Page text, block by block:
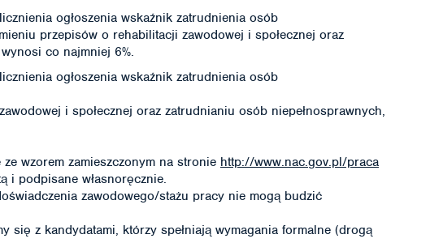
ogłoszenia wskaźnik zatrudnienia osób
przepisów o rehabilitacji zawodowej i społecznej oraz
co najmniej 6%.
ogłoszenia wskaźnik zatrudnienia osób
i społecznej oraz zatrudnianiu osób niepełnosprawnych,
wzorem zamieszczonym na stronie http://www.nac.gov.pl/praca
i podpisane własnoręcznie.
zawodowego/stażu pracy nie mogą budzić
się z kandydatami, którzy spełniają wymagania formalne (drogą